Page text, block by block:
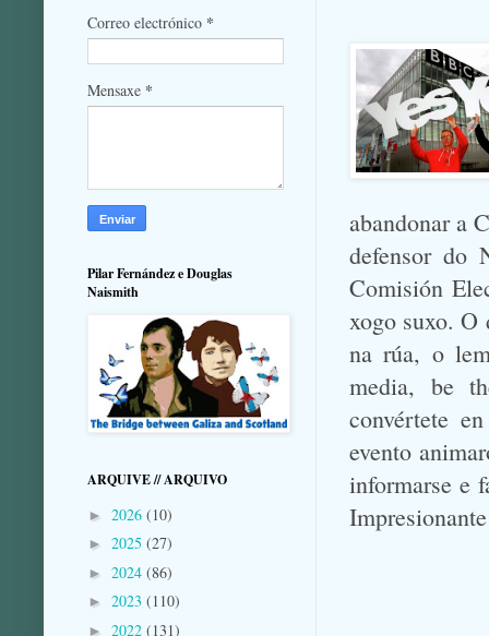
abandonar a
defensor do
Comisión
xogo suxo. O
na rúa, o
media, be
convértete
evento
informarse e
Correo electrónico *
Mensaxe *
Pilar Fernández e Douglas
Naismith
ARQUIVE // ARQUIVO
► 2026 (10)
► 2025 (27)
► 2024 (86)
► 2023 (110)
► 2022 (131)